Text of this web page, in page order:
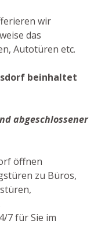
wir
das
Autotüren etc.
beinhaltet
abgeschlossener
öffnen
zu Büros,
7 für Sie im